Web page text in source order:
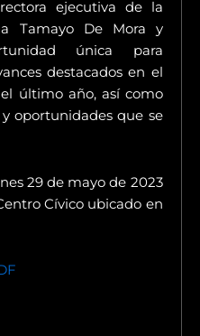
ejecutiva de la
Tamayo De Mora y
única para
destacados en el
último año, así como
oportunidades que se
29 de mayo de 2023
Cívico ubicado en